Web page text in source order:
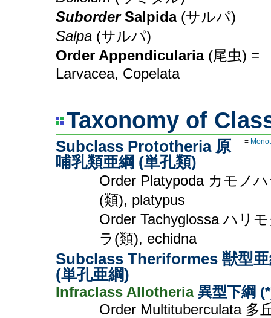
SuborderSalpida(サルパ)
Salpa (サルパ)
Order Appendicularia(尾虫) =
Larvacea, Copelata
Taxonomy of
=
Subclass Prototheria 原
哺乳類亜綱 (単孔類)
Order Platypoda カモノ
(類), platypus
Order Tachyglossa ハリ
ラ(類), echidna
Subclass Theriformes 獣型
(単孔亜綱)
Infraclass Allotheria異型下綱
Order Multituberculata 多